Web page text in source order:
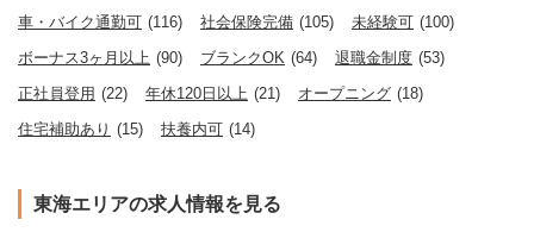
車・バイク通勤可 (116) 社会保険完備 (105) 未経験可 (100)
ボーナス3ヶ月以上 (90) ブランクOK (64) 退職金制度 (53)
正社員登用 (22) 年休120日以上 (21) オープニング (18)
住宅補助あり (15) 扶養内可 (14)
東海エリアの求人情報を見る